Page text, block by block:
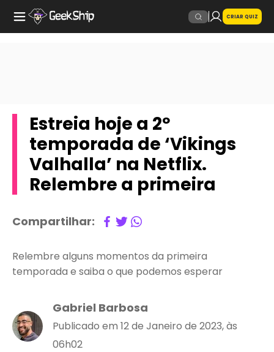
CRIAR QUIZ
Estreia hoje a 2º
temporada de ‘Vikings
Valhalla’ na Netflix.
Relembre a primeira
Compartilhar:
Relembre alguns momentos da primeira
temporada e saiba o que podemos esperar
Gabriel Barbosa
Publicado em 12 de Janeiro de 2023, às
06h02